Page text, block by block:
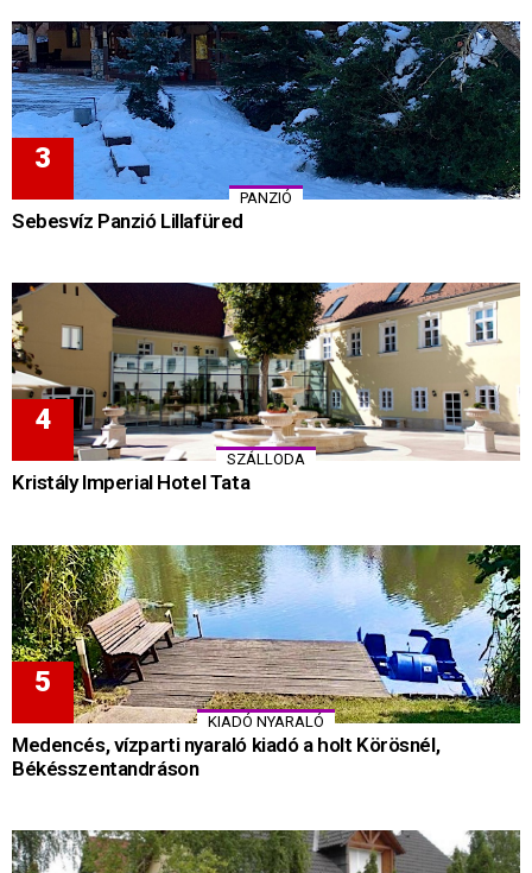
PANZIÓ
Sebesvíz Panzió Lillafüred
SZÁLLODA
Kristály Imperial Hotel Tata
KIADÓ NYARALÓ
Medencés, vízparti nyaraló kiadó a holt Körösnél,
Békésszentandráson